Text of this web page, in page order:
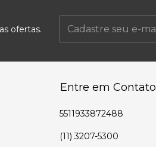
ofertas.
Entre em Contato
5511933872488
(11) 3207-5300